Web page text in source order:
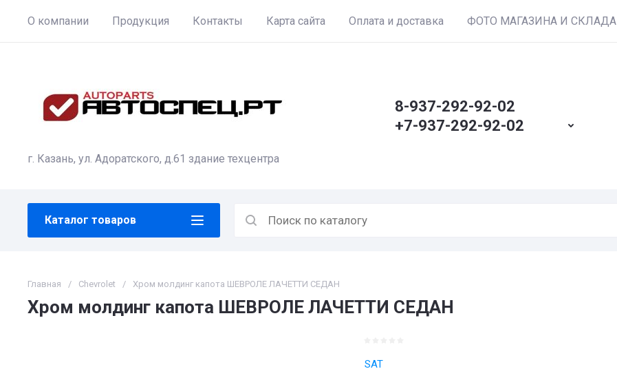
О компании Продукция Контакты Карта сайта Оплата и доставка ФОТО МАГАЗИНА И СКЛАДА
г. Казань, ул. Адоратского, д.61 здание техцентра
8-937-292-92-02
+7-937-292-92-02
Каталог товаров
Главная / Сhevrolet / Хром молдинг капота ШЕВРОЛЕ ЛАЧЕТТИ СЕДАН
Хром молдинг капота ШЕВРОЛЕ ЛАЧЕТТИ СЕДАН
SAT